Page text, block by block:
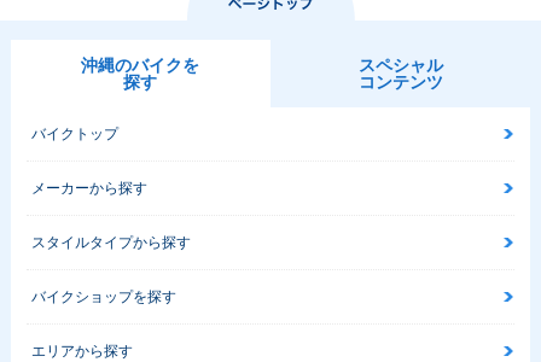
沖縄のバイクを
探す
スペシャル
コンテンツ
バイクトップ
メーカーから探す
スタイルタイプから探す
バイクショップを探す
エリアから探す